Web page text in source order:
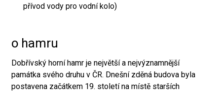
přívod vody pro vodní kolo)
o hamru
Dobřívský horní hamr je největší a nejvýznamnější
památka svého druhu v ČR. Dnešní zděná budova byla
postavena začátkem 19. století na místě starších